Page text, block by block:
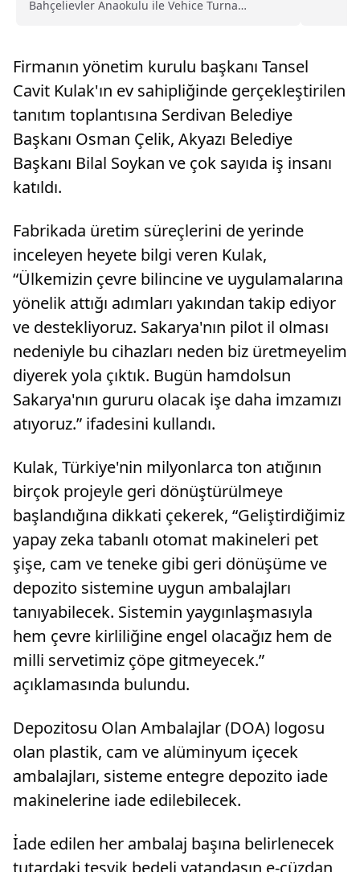
Bahçelievler Anaokulu ile Vehice Turna
100. Yıl Bahçelievler Anaokulu'nun ...
Firmanın yönetim kurulu başkanı Tansel
Cavit Kulak'ın ev sahipliğinde gerçekleştirilen
tanıtım toplantısına Serdivan Belediye
Başkanı Osman Çelik, Akyazı Belediye
Başkanı Bilal Soykan ve çok sayıda iş insanı
katıldı.
Fabrikada üretim süreçlerini de yerinde
inceleyen heyete bilgi veren Kulak,
“Ülkemizin çevre bilincine ve uygulamalarına
yönelik attığı adımları yakından takip ediyor
ve destekliyoruz. Sakarya'nın pilot il olması
nedeniyle bu cihazları neden biz üretmeyelim
diyerek yola çıktık. Bugün hamdolsun
Sakarya'nın gururu olacak işe daha imzamızı
atıyoruz.” ifadesini kullandı.
Kulak, Türkiye'nin milyonlarca ton atığının
birçok projeyle geri dönüştürülmeye
başlandığına dikkati çekerek, “Geliştirdiğimiz
yapay zeka tabanlı otomat makineleri pet
şişe, cam ve teneke gibi geri dönüşüme ve
depozito sistemine uygun ambalajları
tanıyabilecek. Sistemin yaygınlaşmasıyla
hem çevre kirliliğine engel olacağız hem de
milli servetimiz çöpe gitmeyecek.”
açıklamasında bulundu.
Depozitosu Olan Ambalajlar (DOA) logosu
olan plastik, cam ve alüminyum içecek
ambalajları, sisteme entegre depozito iade
makinelerine iade edilebilecek.
İade edilen her ambalaj başına belirlenecek